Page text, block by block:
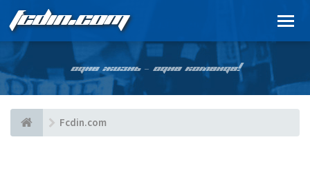
FCDIN.COM
ОДНА ЖИЗНЬ – ОДНА КОМАНДА!
Fcdin.com